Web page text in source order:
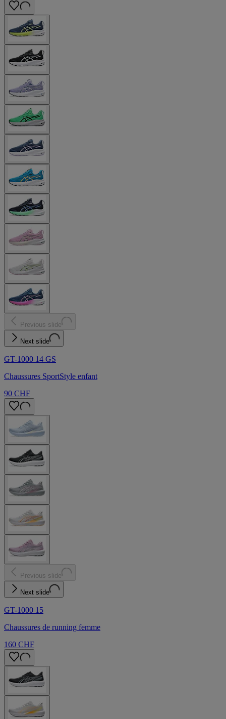
Previous slide
Next slide
GT-1000 14 GS
Chaussures SportStyle enfant
90 CHF
Previous slide
Next slide
GT-1000 15
Chaussures de running femme
160 CHF